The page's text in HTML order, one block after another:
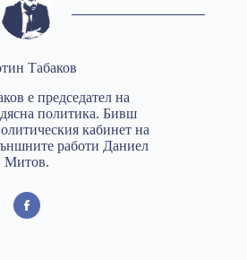
Табаков
е председател на
политика. Бивш
кабинет на
работи Даниел
Митов.